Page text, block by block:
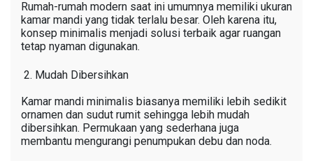
Rumah-rumah modern saat ini umumnya memiliki ukuran
kamar mandi yang tidak terlalu besar. Oleh karena itu,
konsep minimalis menjadi solusi terbaik agar ruangan
tetap nyaman digunakan.
Mudah Dibersihkan
Kamar mandi minimalis biasanya memiliki lebih sedikit
ornamen dan sudut rumit sehingga lebih mudah
dibersihkan. Permukaan yang sederhana juga
membantu mengurangi penumpukan debu dan noda.